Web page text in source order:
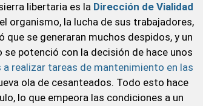
libertaria es la Dirección de Vialidad
organismo, la lucha de sus trabajadores,
se generaran muchos despidos, y un
potenció con la decisión de hace unos
realizar tareas de mantenimiento en las
ola de cesanteados. Todo esto hace
lo que empeora las condiciones a un